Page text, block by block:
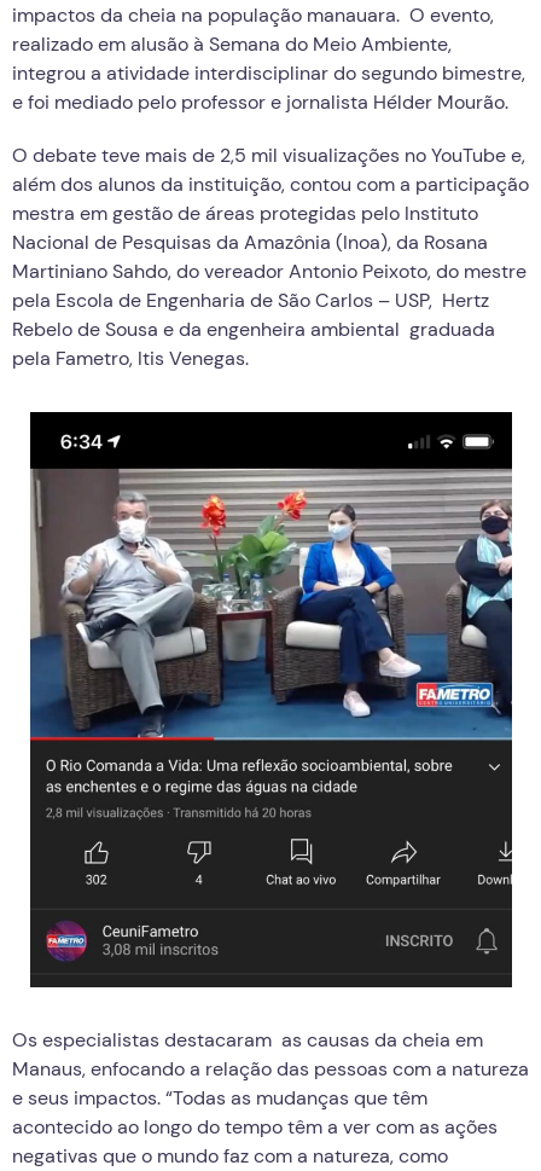
impactos da cheia na população manauara. O evento,
realizado em alusão à Semana do Meio Ambiente,
integrou a atividade interdisciplinar do segundo bimestre,
e foi mediado pelo professor e jornalista Hélder Mourão.
O debate teve mais de 2,5 mil visualizações no YouTube e,
além dos alunos da instituição, contou com a participação
mestra em gestão de áreas protegidas pelo Instituto
Nacional de Pesquisas da Amazônia (Inoa), da Rosana
Martiniano Sahdo, do vereador Antonio Peixoto, do mestre
pela Escola de Engenharia de São Carlos – USP, Hertz
Rebelo de Sousa e da engenheira ambiental graduada
pela Fametro, Itis Venegas.
Os especialistas destacaram as causas da cheia em
Manaus, enfocando a relação das pessoas com a natureza
e seus impactos. “Todas as mudanças que têm
acontecido ao longo do tempo têm a ver com as ações
negativas que o mundo faz com a natureza, como